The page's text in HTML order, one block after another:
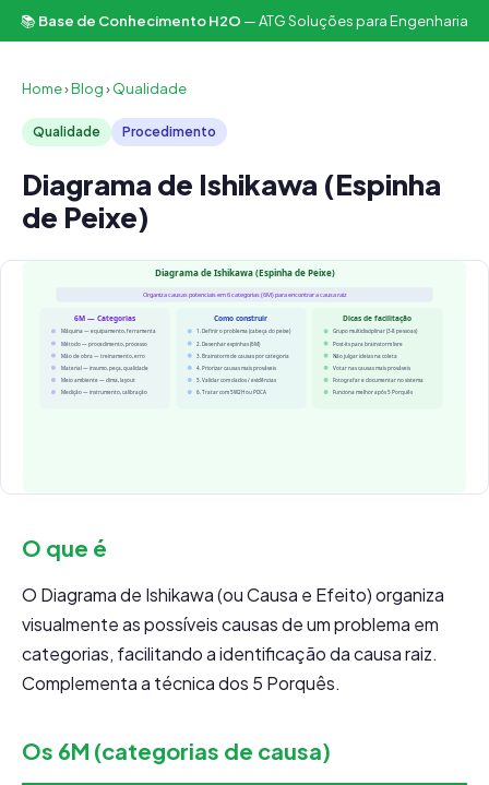
📚Base de Conhecimento H2O — ATG Soluções para Engenharia
Home›Blog›Qualidade
Qualidade Procedimento
Diagrama de Ishikawa (Espinha
de Peixe)
O que é
O Diagrama de Ishikawa (ou Causa e Efeito) organiza
visualmente as possíveis causas de um problema em
categorias, facilitando a identificação da causa raiz.
Complementa a técnica dos 5 Porquês.
Os 6M (categorias de causa)